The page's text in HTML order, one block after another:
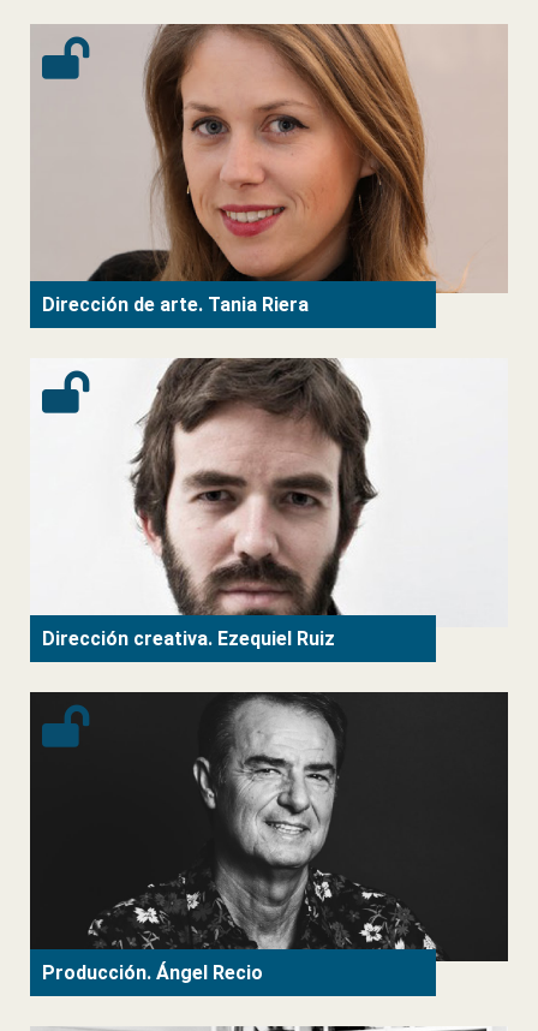
Dirección de arte. Tania Riera
Dirección creativa. Ezequiel Ruiz
Producción. Ángel Recio